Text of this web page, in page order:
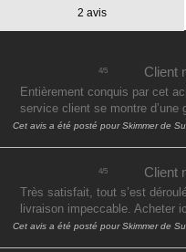
2 avis
4/5 Client
Entièrement conquis par cet
service client se montre d’une
Cet avis a été posté pourSkimmer de
4/5 Client
Très satisfait, tout s’est
livraison impeccable. Acheter
Cet avis a été posté pourSkimmer de